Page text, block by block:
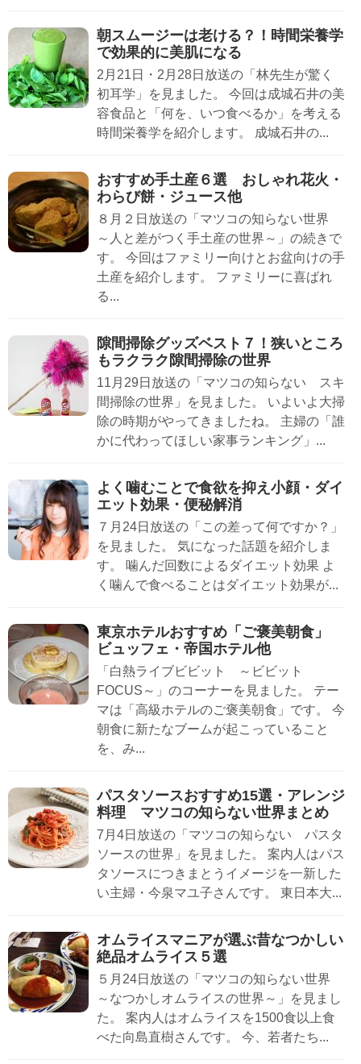
朝スムージーは老ける？！時間栄養学
で効果的に美肌になる
2月21日・2月28日放送の「林先生が驚く
初耳学」を見ました。 今回は成城石井の美
容食品と「何を、いつ食べるか」を考える
時間栄養学を紹介します。 成城石井の...
おすすめ手土産６選 おしゃれ花火・
わらび餅・ジュース他
８月２日放送の「マツコの知らない世界
～人と差がつく手土産の世界～」の続きで
す。 今回はファミリー向けとお盆向けの手
土産を紹介します。 ファミリーに喜ばれ
る...
隙間掃除グッズベスト７！狭いところ
もラクラク隙間掃除の世界
11月29日放送の「マツコの知らない スキ
間掃除の世界」を見ました。 いよいよ大掃
除の時期がやってきましたね。 主婦の「誰
かに代わってほしい家事ランキング」...
よく噛むことで食欲を抑え小顔・ダイ
エット効果・便秘解消
７月24日放送の「この差って何ですか？」
を見ました。 気になった話題を紹介しま
す。 噛んだ回数によるダイエット効果 よ
く噛んで食べることはダイエット効果が...
東京ホテルおすすめ「ご褒美朝食」
ビュッフェ・帝国ホテル他
「白熱ライブビビット ～ビビット
FOCUS～」のコーナーを見ました。 テー
マは「高級ホテルのご褒美朝食」です。 今
朝食に新たなブームが起こっていること
を、み...
パスタソースおすすめ15選・アレンジ
料理 マツコの知らない世界まとめ
7月4日放送の「マツコの知らない パスタ
ソースの世界」を見ました。 案内人はパス
タソースにつきまとうイメージを一新した
い主婦・今泉マユ子さんです。 東日本大...
オムライスマニアが選ぶ昔なつかしい
絶品オムライス５選
５月24日放送の「マツコの知らない世界
～なつかしオムライスの世界～」を見まし
た。 案内人はオムライスを1500食以上食
べた向島直樹さんです。 今、若者たち...